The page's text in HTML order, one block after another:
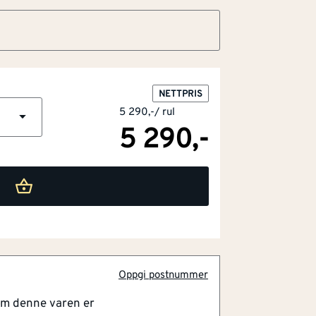
NETTPRIS
5 290,-/ rul
5 290,-
Oppgi postnummer
denne varen er
- full funksjon
og fuktsikre vindsperre
30 års garanti
fungerer som en membran
finnes ingen andre vindsperrer i det
oppbygging. Isola Soft Xtra